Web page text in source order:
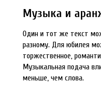
Музыка и
Один и тот же текст
разному. Для юбилея
торжественное,
Музыкальная подача
меньше, чем слова.